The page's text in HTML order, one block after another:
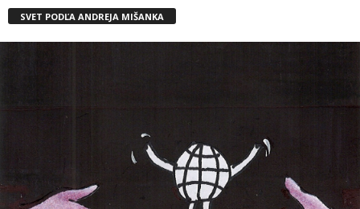
SVET PODĽA ANDREJA MIŠANKA